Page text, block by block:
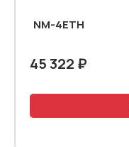
NM-4ETH
45 322 ₽